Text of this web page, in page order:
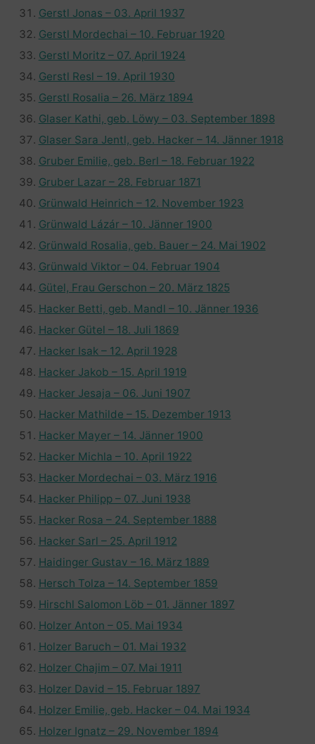
Gerstl Jonas – 03. April 1937
Gerstl Mordechai – 10. Februar 1920
Gerstl Moritz – 07. April 1924
Gerstl Resl – 19. April 1930
Gerstl Rosalia – 26. März 1894
Glaser Kathi, geb. Löwy – 03. September 1898
Glaser Sara Jentl, geb. Hacker – 14. Jänner 1918
Gruber Emilie, geb. Berl – 18. Februar 1922
Gruber Lazar – 28. Februar 1871
Grünwald Heinrich – 12. November 1923
Grünwald Lázár – 10. Jänner 1900
Grünwald Rosalia, geb. Bauer – 24. Mai 1902
Grünwald Viktor – 04. Februar 1904
Gütel, Frau Gerschon – 20. März 1825
Hacker Betti, geb. Mandl – 10. Jänner 1936
Hacker Gütel – 18. Juli 1869
Hacker Isak – 12. April 1928
Hacker Jakob – 15. April 1919
Hacker Jesaja – 06. Juni 1907
Hacker Mathilde – 15. Dezember 1913
Hacker Mayer – 14. Jänner 1900
Hacker Michla – 10. April 1922
Hacker Mordechai – 03. März 1916
Hacker Philipp – 07. Juni 1938
Hacker Rosa – 24. September 1888
Hacker Sarl – 25. April 1912
Haidinger Gustav – 16. März 1889
Hersch Tolza – 14. September 1859
Hirschl Salomon Löb – 01. Jänner 1897
Holzer Anton – 05. Mai 1934
Holzer Baruch – 01. Mai 1932
Holzer Chajim – 07. Mai 1911
Holzer David – 15. Februar 1897
Holzer Emilie, geb. Hacker – 04. Mai 1934
Holzer Ignatz – 29. November 1894